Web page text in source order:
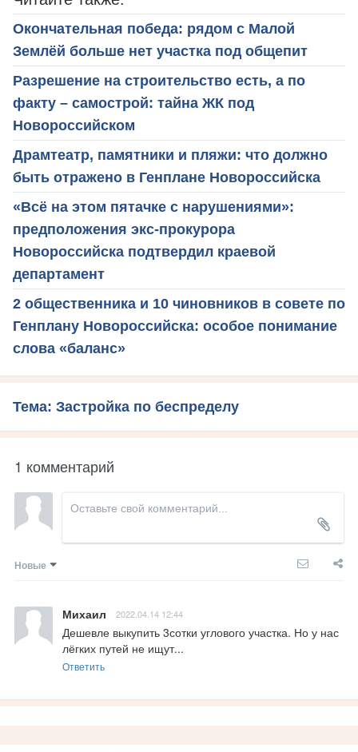
Окончательная победа: рядом с Малой
Землёй больше нет участка под общепит
Разрешение на строительство есть, а по
факту – самострой: тайна ЖК под
Новороссийском
Драмтеатр, памятники и пляжи: что должно
быть отражено в Генплане Новороссийска
«Всё на этом пятачке с нарушениями»:
предположения экс-прокурора
Новороссийска подтвердил краевой
департамент
2 общественника и 10 чиновников в совете по
Генплану Новороссийска: особое понимание
слова «баланс»
Тема: Застройка по беспределу
1 комментарий
Новые
Михаил 2022.04.14 12:44
Дешевле выкупить 3сотки углового участка. Но у нас
лёгких путей не ищут...
Ответить